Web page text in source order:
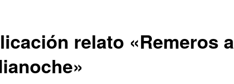
relato «Remeros a